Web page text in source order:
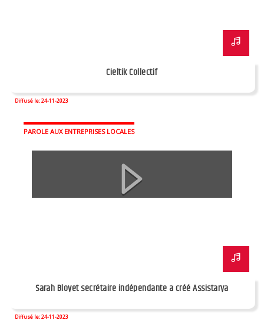
Cieltik Collectif
Diffusé le: 24-11-2023
PAROLE AUX ENTREPRISES LOCALES
Sarah Bloyet secrétaire indépendante a créé Assistarya
Diffusé le: 24-11-2023